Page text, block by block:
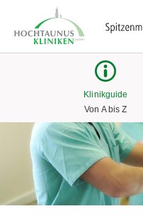
Klinikguide
Von A bis Z